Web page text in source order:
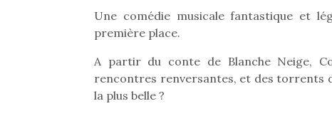
Une comédie musicale fantastique et
première place.
A partir du conte de Blanche Neige,
rencontres renversantes, et des torrents
la plus belle ?